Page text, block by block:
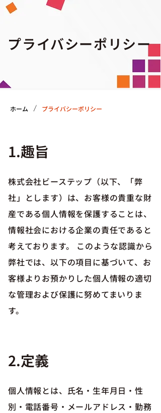
プライバシーポリシー
ホーム / プライバシーポリシー
1.趣旨
株式会社ビーステップ（以下、「弊
社」とします）は、お客様の貴重な財
産である個人情報を保護することは、
情報社会における企業の責任であると
考えております。 このような認識から
弊社では、以下の項目に基づいて、お
客様よりお預かりした個人情報の適切
な管理および保護に努めてまいりま
す。
2.定義
個人情報とは、氏名・生年月日・性
別・電話番号・メールアドレス・勤務